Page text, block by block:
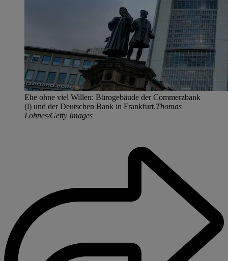
Ehe ohne viel Willen: Bürogebäude der Commerzbank
(l) und der Deutschen Bank in Frankfurt.Thomas
Lohnes/Getty Images